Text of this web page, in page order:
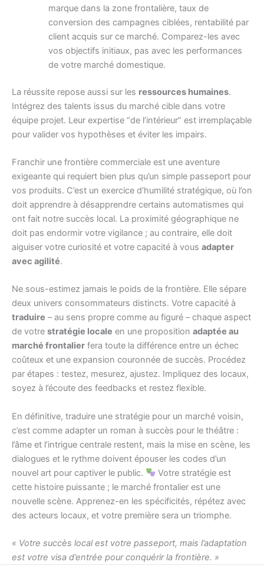
marque dans la zone frontalière, taux de
conversion des campagnes ciblées, rentabilité par
client acquis sur ce marché. Comparez-les avec
vos objectifs initiaux, pas avec les performances
de votre marché domestique.
La réussite repose aussi sur les ressources humaines.
Intégrez des talents issus du marché cible dans votre
équipe projet. Leur expertise “de l’intérieur” est irremplaçable
pour valider vos hypothèses et éviter les impairs.
Franchir une frontière commerciale est une aventure
exigeante qui requiert bien plus qu’un simple passeport pour
vos produits. C’est un exercice d’humilité stratégique, où l’on
doit apprendre à désapprendre certains automatismes qui
ont fait notre succès local. La proximité géographique ne
doit pas endormir votre vigilance ; au contraire, elle doit
aiguiser votre curiosité et votre capacité à vous adapter
avec agilité.
Ne sous-estimez jamais le poids de la frontière. Elle sépare
deux univers consommateurs distincts. Votre capacité à
traduire – au sens propre comme au figuré – chaque aspect
de votre stratégie locale en une proposition adaptée au
marché frontalier fera toute la différence entre un échec
coûteux et une expansion couronnée de succès. Procédez
par étapes : testez, mesurez, ajustez. Impliquez des locaux,
soyez à l’écoute des feedbacks et restez flexible.
En définitive, traduire une stratégie pour un marché voisin,
c’est comme adapter un roman à succès pour le théâtre :
l’âme et l’intrigue centrale restent, mais la mise en scène, les
dialogues et le rythme doivent épouser les codes d’un
nouvel art pour captiver le public.
Votre stratégie est
cette histoire puissante ; le marché frontalier est une
nouvelle scène. Apprenez-en les spécificités, répétez avec
des acteurs locaux, et votre première sera un triomphe.
« Votre succès local est votre passeport, mais l’adaptation
est votre visa d’entrée pour conquérir la frontière. »